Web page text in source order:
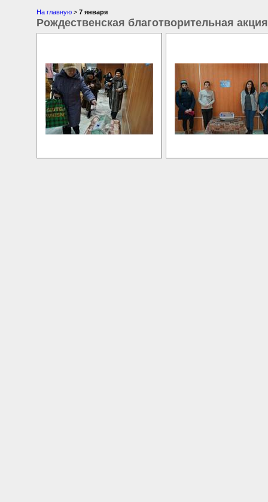
На главную > 7 января
Рождественская благотворительная